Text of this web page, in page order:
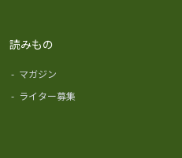
読みもの
- マガジン
- ライター募集